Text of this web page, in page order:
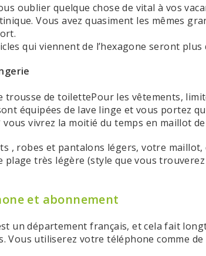
oublier quelque chose de vital à vos
Vous avez quasiment les mêmes
qui viennent de l’hexagone seront plus
trousse de toilettePour les vêtements,
équipées de lave linge et vous portez
vous vivrez la moitié du temps en maillot
, robes et pantalons légers, votre maillot,
plage très légère (style que vous
et abonnement
un département français, et cela fait
Vous utiliserez votre téléphone comme de